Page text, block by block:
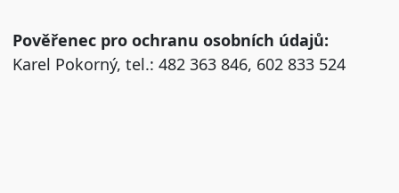
Pověřenec pro ochranu osobních údajů:
Karel Pokorný, tel.: 482 363 846, 602 833 524